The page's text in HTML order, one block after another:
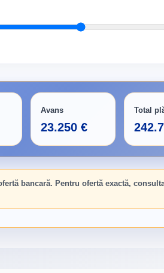
Avans
23.250 €
Total
bancară. Pentru ofertă exactă,